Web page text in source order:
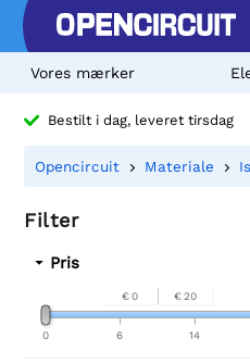
Vores mærker
Bestilt i dag, leveret tirsdag
Opencircuit Materiale
Filter
Pris
€ 0 € 20
0 6 14